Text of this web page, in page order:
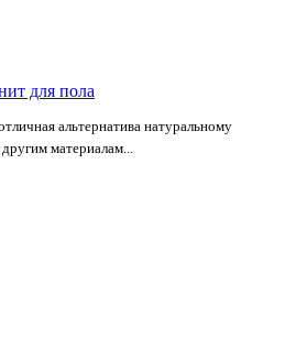
для пола
альтернатива натуральному
материалам...